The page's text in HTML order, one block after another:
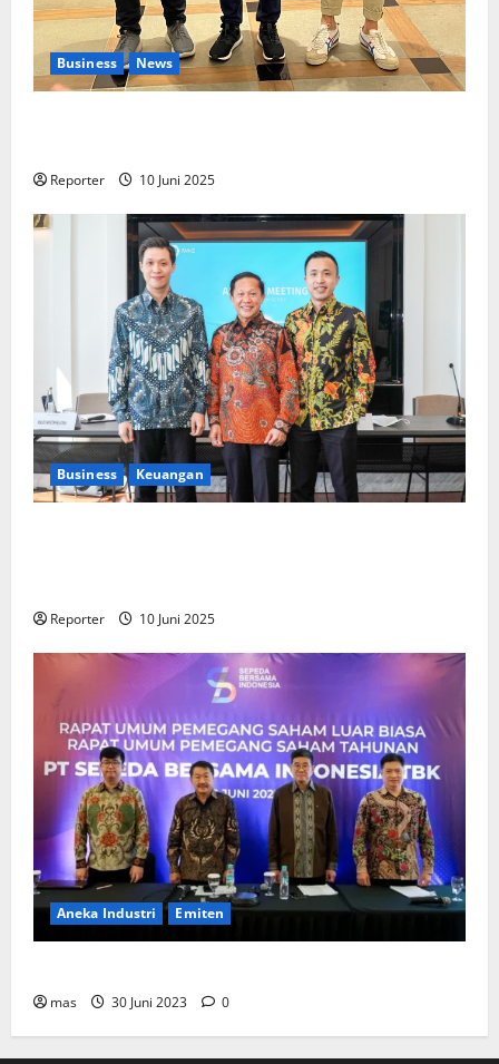
Business News
Reporter 10 Juni 2025
Business Keuangan
Reporter 10 Juni 2025
Aneka Industri Emiten
mas 30 Juni 2023 0